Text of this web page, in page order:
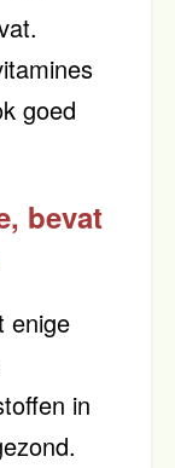
goed
bevat
enige
in